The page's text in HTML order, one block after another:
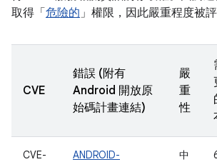
取得「 危險的」權限，因此嚴重程度被評
CVE
錯誤 (附有
Android 開放原
始碼計畫連結)
嚴
重
性
CVE-
ANDROID-
中